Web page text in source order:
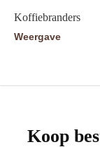
Koffiebranders
Weergave
Koop